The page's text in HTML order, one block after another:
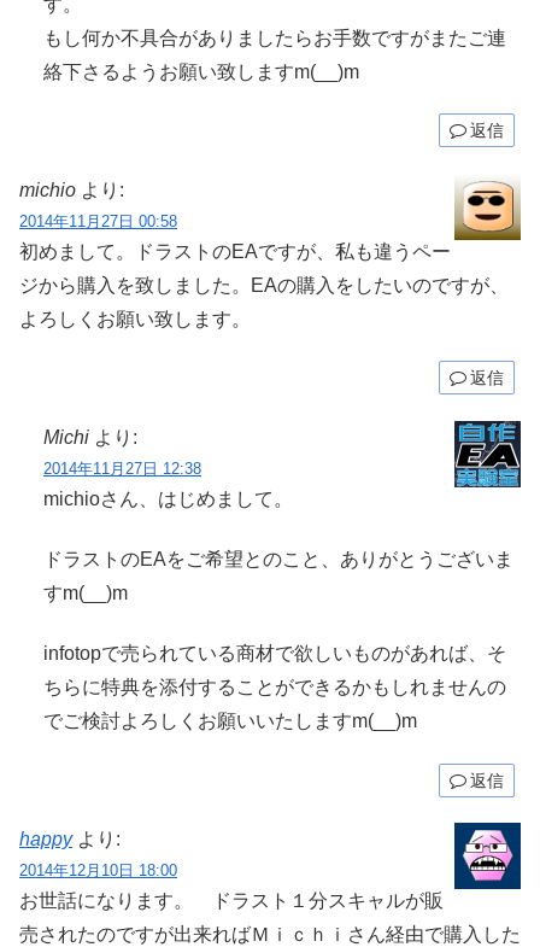
す。
もし何か不具合がありましたらお手数ですがまたご連
絡下さるようお願い致しますm(__)m
返信
michio より:
2014年11月27日 00:58
初めまして。ドラストのEAですが、私も違うペー
ジから購入を致しました。EAの購入をしたいのですが、
よろしくお願い致します。
返信
Michi より:
2014年11月27日 12:38
michioさん、はじめまして。
ドラストのEAをご希望とのこと、ありがとうございま
すm(__)m
infotopで売られている商材で欲しいものがあれば、そ
ちらに特典を添付することができるかもしれませんの
でご検討よろしくお願いいたしますm(__)m
返信
happy より:
2014年12月10日 18:00
お世話になります。 ドラスト１分スキャルが販
売されたのですが出来ればＭｉｃｈｉさん経由で購入した